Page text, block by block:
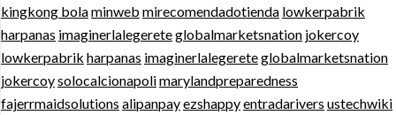
kingkong bolaminweb mirecomendadotienda lowkerpabrik
harpanas imaginerlalegereteglobalmarketsnation jokercoy
lowkerpabrik harpanas imaginerlalegereteglobalmarketsnation
jokercoysolocalcionapolimarylandpreparedness
fajerrmaidsolutions alipanpayezshappyentradarivers ustechwiki